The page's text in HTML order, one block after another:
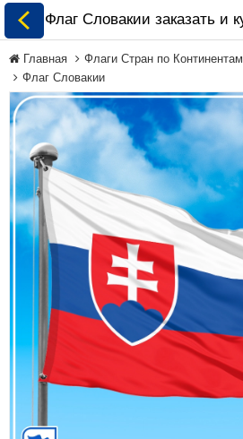
Все Флаги
Флаги Украины
Флаги Мира по
Континентам
Флаги на Заказ
Флаги Международных
Организаций
Главная Флаги Стран по Континентам
Флаг Словакии